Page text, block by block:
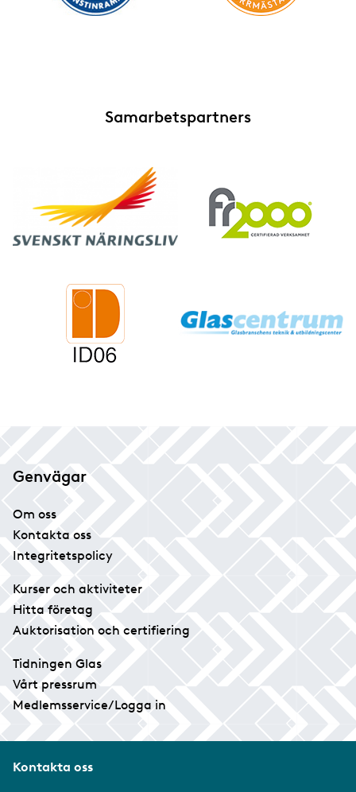
Samarbetspartners
Genvägar
Om oss
Kontakta oss
Integritetspolicy
Kurser och aktiviteter
Hitta företag
Auktorisation och certifiering
Tidningen Glas
Vårt pressrum
Medlemsservice/Logga in
Kontakta oss